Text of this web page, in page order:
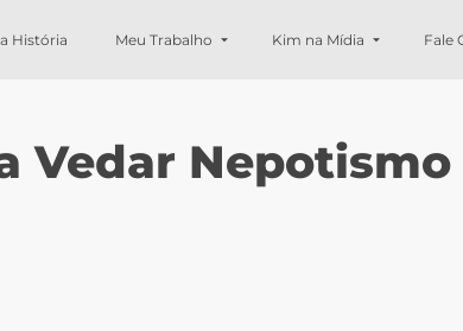
História Meu Trabalho Kim na Mídia Fale
Vedar Nepotismo